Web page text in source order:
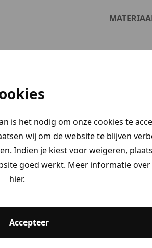
is het nodig om onze cookies te
wij om de website te blijven
Indien je kiest voorweigeren,
goed werkt. Meer informatie
hier.
Accepteer